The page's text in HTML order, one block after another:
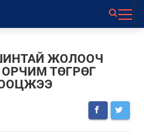
ЖОЛООЧ
ТӨГРӨГ